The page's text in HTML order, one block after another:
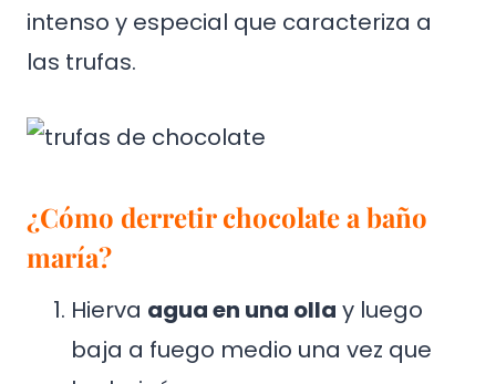
intenso y especial que caracteriza a
las trufas.
¿Cómo derretir chocolate a baño
maría?
Hierva agua en una olla y luego
baja a fuego medio una vez que